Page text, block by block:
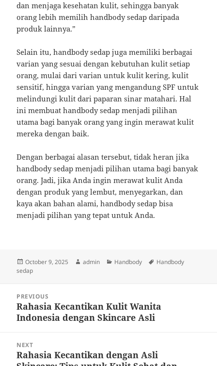
dan menjaga kesehatan kulit, sehingga banyak
orang lebih memilih handbody sedap daripada
produk lainnya.”
Selain itu, handbody sedap juga memiliki berbagai
varian yang sesuai dengan kebutuhan kulit setiap
orang, mulai dari varian untuk kulit kering, kulit
sensitif, hingga varian yang mengandung SPF untuk
melindungi kulit dari paparan sinar matahari. Hal
ini membuat handbody sedap menjadi pilihan
utama bagi banyak orang yang ingin merawat kulit
mereka dengan baik.
Dengan berbagai alasan tersebut, tidak heran jika
handbody sedap menjadi pilihan utama bagi banyak
orang. Jadi, jika Anda ingin merawat kulit Anda
dengan produk yang lembut, menyegarkan, dan
kaya akan bahan alami, handbody sedap bisa
menjadi pilihan yang tepat untuk Anda.
Posted
on
October 9, 2025 Author
admin Categories
Handbody Tags
Handbody
sedap
navigation
PREVIOUS
Previous
post:
Rahasia Kecantikan Kulit Wanita
Indonesia dengan Skincare Asli
NEXT
Next
Rahasia Kecantikan dengan Asli